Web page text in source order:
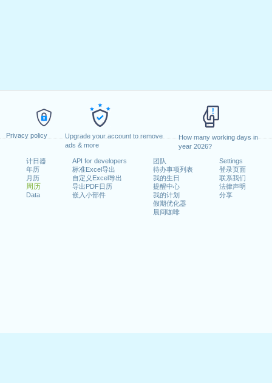
Privacy policy
Upgrade your account to remove
ads & more
How many working days in
year 2026?
计日器
年历
月历
周历
Data
API for developers
标准Excel导出
自定义Excel导出
导出PDF日历
嵌入小部件
团队
待办事项列表
我的生日
提醒中心
我的计划
假期优化器
晨间咖啡
Settings
登录页面
联系我们
法律声明
分享